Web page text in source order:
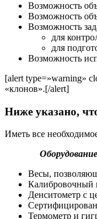
Возможность
Возможность
Возможность
для
для
Возможность
[alert type=»warning»
«клонов».[/alert]
Ниже указано,
Иметь все
Оборудование
Весы,
Калибровочный
Денситометр с
Термометр и